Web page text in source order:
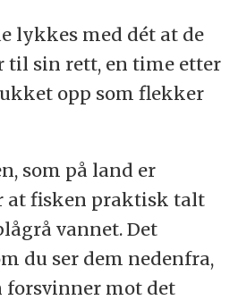
lykkes med dét at de
sin rett, en time etter
opp som flekker
som på land er
at fisken praktisk talt
vannet. Det
du ser dem nedenfra,
forsvinner mot det